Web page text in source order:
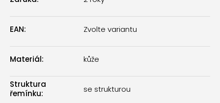
EAN: Zvolte variantu
Materiál: kůže
Struktura
řemínku: se strukturou